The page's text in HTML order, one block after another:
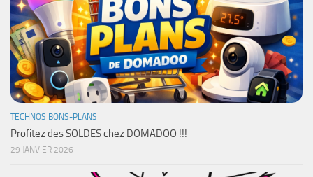
TECHNOS BONS-PLANS
Profitez des SOLDES chez DOMADOO !!!
29 JANVIER 2026